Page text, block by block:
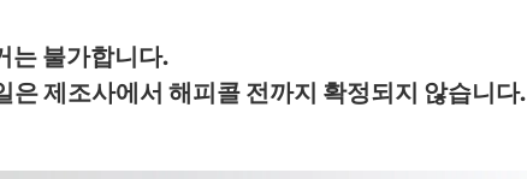
는 불가합니다.
제조사에서 해피콜 전까지 확정되지 않습니다.